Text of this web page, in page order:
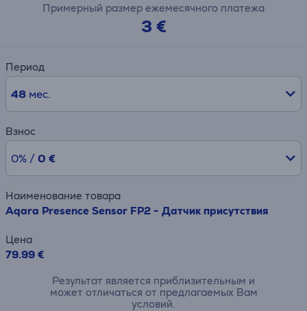
Примерный размер ежемесячного платежа
3 €
Период
48мес.
Взнос
0% / 0 €
Наименование товара
Aqara Presence Sensor FP2 - Датчик присутствия
Цена
79.99 €
Результат является приблизительным и
может отличаться от предлагаемых Вам
условий.